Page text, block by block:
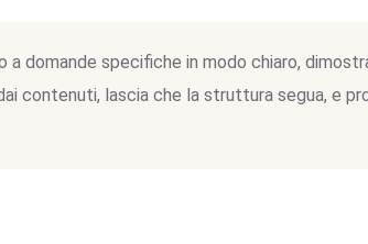
domande specifiche in modo chiaro,
contenuti, lascia che la struttura segua, e